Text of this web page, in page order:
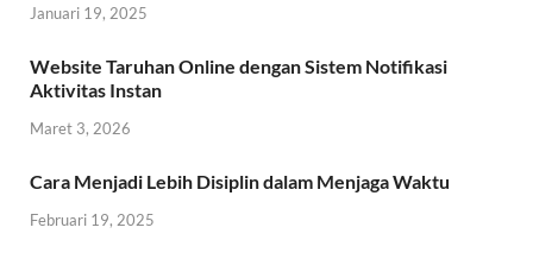
Januari 19, 2025
Website Taruhan Online dengan Sistem Notifikasi
Aktivitas Instan
Maret 3, 2026
Cara Menjadi Lebih Disiplin dalam Menjaga Waktu
Februari 19, 2025